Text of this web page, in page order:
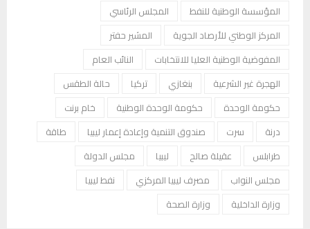
المؤسسة الوطنية للنفط
المجلس الرئاسي
المركز الوطني للأرصاد الجوية
المشير حفتر
المفوضية الوطنية العليا للانتخابات
النائب العام
الهجرة غير الشرعية
بنغازي تركيا
حالة الطقس
حكومة الوحدة
حكومة الوحدة الوطنية
خام برنت
درنة
سرت صندوق التنمية وإعادة إعمار ليبيا
طاقة
طرابلس
عقيلة صالح ليبيا
مجلس الدولة
مجلس النواب
مصرف ليبيا المركزي
نفط ليبيا
وزارة الداخلية
وزارة الصحة